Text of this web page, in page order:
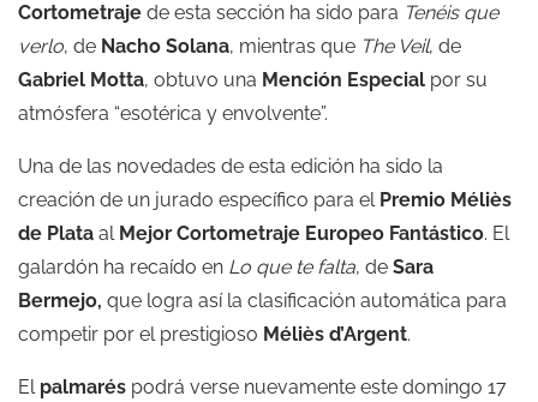
Cortometraje de esta sección ha sido para Tenéis que
verlo, de Nacho Solana, mientras que The Veil, de
Gabriel Motta, obtuvo una Mención Especial por su
atmósfera “esotérica y envolvente”.
Una de las novedades de esta edición ha sido la
creación de un jurado específico para el Premio Méliès
de Plata al Mejor Cortometraje Europeo Fantástico. El
galardón ha recaído en Lo que te falta, de Sara
Bermejo, que logra así la clasificación automática para
competir por el prestigioso Méliès d’Argent.
El palmarés podrá verse nuevamente este domingo 17